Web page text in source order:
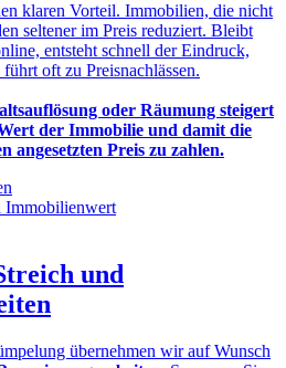
klaren Vorteil. Immobilien, die nicht
seltener im Preis reduziert. Bleibt
entsteht schnell der Eindruck,
oft zu Preisnachlässen.
oder Räumung steigert
der Immobilie und damit die
angesetzten Preis zu zahlen.
und
übernehmen wir auf Wunsch